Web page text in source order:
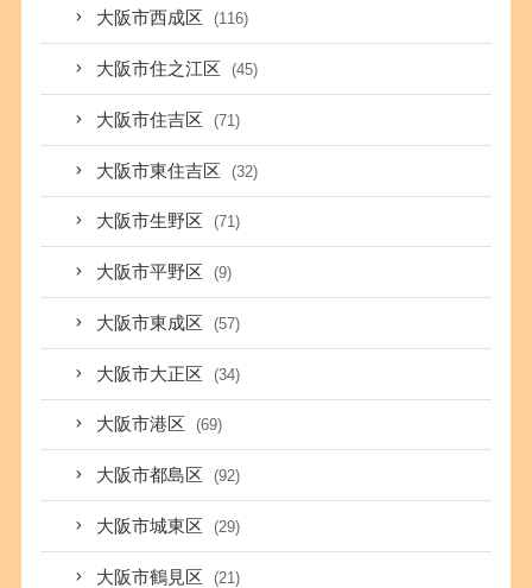
大阪市西成区 (116)
大阪市住之江区 (45)
大阪市住吉区 (71)
大阪市東住吉区 (32)
大阪市生野区 (71)
大阪市平野区 (9)
大阪市東成区 (57)
大阪市大正区 (34)
大阪市港区 (69)
大阪市都島区 (92)
大阪市城東区 (29)
大阪市鶴見区 (21)